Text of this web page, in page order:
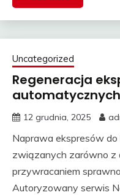
Uncategorized
Regeneracja
automatycznych
12 grudnia, 2025
Naprawa ekspresów
związanych zarówno z
przywracaniem
Autoryzowany serwis